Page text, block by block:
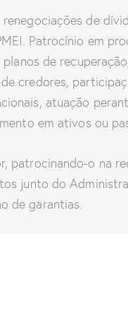
de
Patrocínio em
de
credores,
atuação
em ativos ou
patrocinando-o na
junto do
de garantias.